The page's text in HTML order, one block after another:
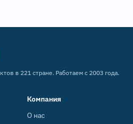
в 221 стране. Работаем с 2003 года.
Компания
О нас